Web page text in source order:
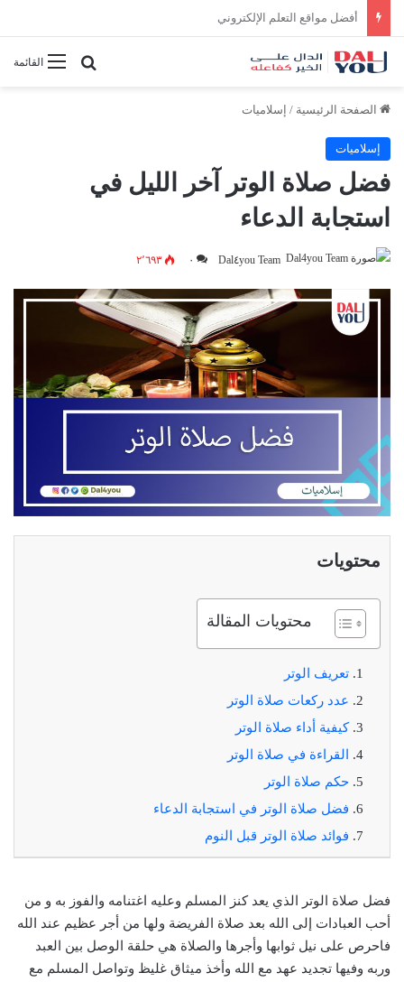
أفضل النصائح لإدارة الوقت بفعالية
القائمةبحث عن
الصفحة الرئيسية / إسلاميات
إسلاميات
فضل صلاة الوتر آخر الليل في
استجابة الدعاء
Dal٤you Team ٠ ٢٬٦٩٣
محتويات
محتويات المقالة
تعريف الوتر
عدد ركعات صلاة الوتر
كيفية أداء صلاة الوتر
القراءة في صلاة الوتر
حكم صلاة الوتر
فضل صلاة الوتر في استجابة الدعاء
فوائد صلاة الوتر قبل النوم
فضل صلاة الوتر الذي يعد كنز المسلم وعليه اغتنامه والفوز به و من
أحب العبادات إلى الله بعد صلاة الفريضة ولها من أجر عظيم عند الله
فاحرص على نيل ثوابها وأجرها والصلاة هي حلقة الوصل بين العبد
وربه وفيها تجديد عهد مع الله وأخذ ميثاق غليظ وتواصل المسلم مع